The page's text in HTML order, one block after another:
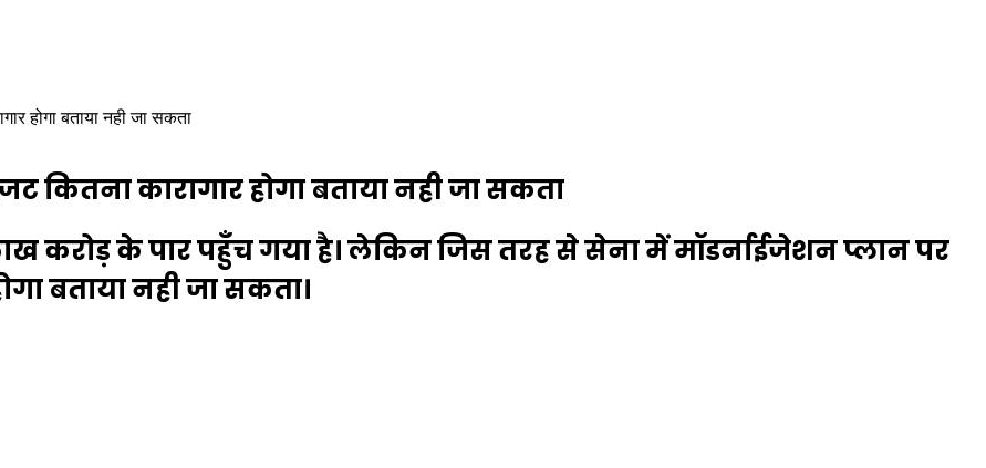
होगा बताया नही जा सकता
कितना कारागार होगा बताया नही जा सकता
करोड़ के पार पहुँच गया है। लेकिन जिस तरह से सेना में मॉडर्नाईजेशन प्लान पर
बताया नही जा सकता।